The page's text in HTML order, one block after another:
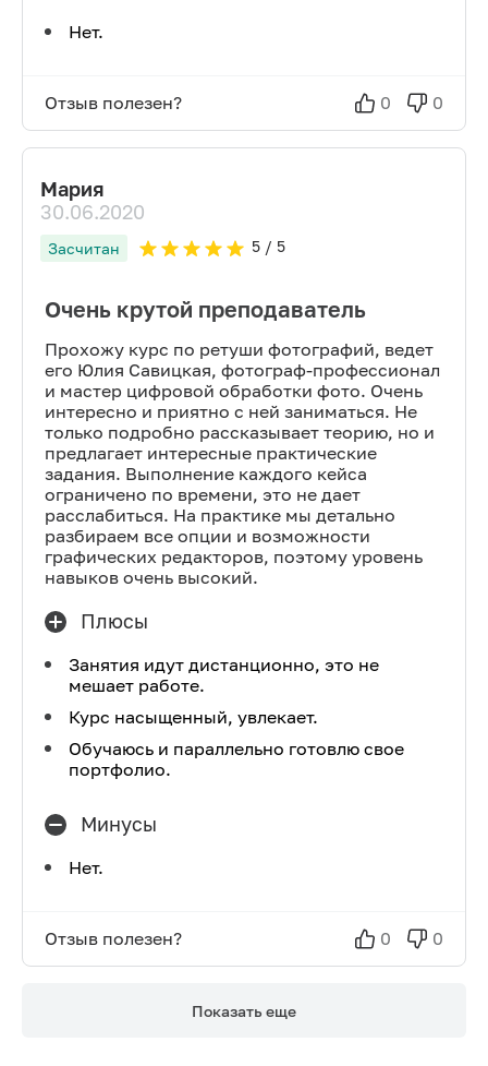
Нет.
Отзыв полезен? 0 0
Мария
30.06.2020
Засчитан 5/ 5
Очень крутой преподаватель
Прохожу курс по ретуши фотографий, ведет
его Юлия Савицкая, фотограф-профессионал
и мастер цифровой обработки фото. Очень
интересно и приятно с ней заниматься. Не
только подробно рассказывает теорию, но и
предлагает интересные практические
задания. Выполнение каждого кейса
ограничено по времени, это не дает
расслабиться. На практике мы детально
разбираем все опции и возможности
графических редакторов, поэтому уровень
навыков очень высокий.
Плюсы
Занятия идут дистанционно, это не
мешает работе.
Курс насыщенный, увлекает.
Обучаюсь и параллельно готовлю свое
портфолио.
Минусы
Нет.
Отзыв полезен? 0 0
Показать еще